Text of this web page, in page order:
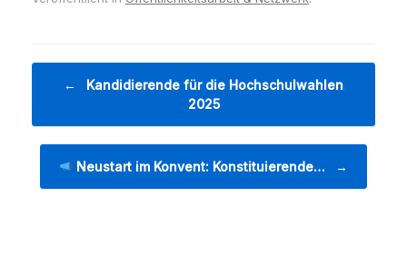
←
Kandidierende für die Hochschulwahlen
2025
Neustart im Konvent: Konstituierende… →